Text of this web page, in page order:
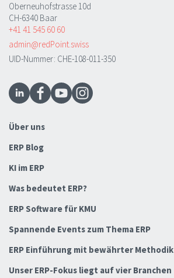
Oberneuhofstrasse 10d
CH-6340 Baar
+41 41 545 60 60
admin@redPoint.swiss
UID-Nummer: CHE-108-011-350
Über uns
ERP Blog
KI im ERP
Was bedeutet ERP?
ERP Software für KMU
Spannende Events zum Thema ERP
ERP Einführung mit bewährter Methodik
Unser ERP-Fokus liegt auf vier Branchen